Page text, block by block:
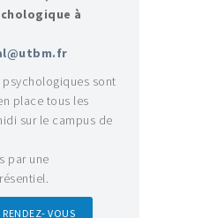
à
psychologiques sont
place tous les
sur le campus de
par une
RENDEZ- VOUS